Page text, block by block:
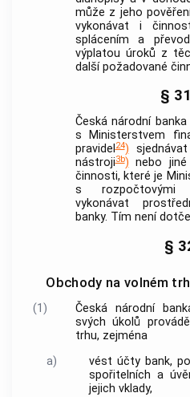
může z jeho
vykonávat i
splácením a
výplatou úroků z
další požadované
§
Česká národní banka
s Ministerstvem
pravidel24)
nástroji3b) nebo
činnosti, které je
s rozpočtovými
vykonávat
banky. Tím není
§
Obchody na volném
(1) Česká národní
svých úkolů
trhu, zejména
a)
vést účty bank,
spořitelních a
jejich vklady,